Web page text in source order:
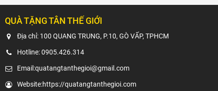
QUÀ TẶNG TÂN THẾ GIỚI
Địa chỉ: 100 QUANG TRUNG, P.10, GÒ VẤP, TPHCM
Hotline:0905.426.314
Email:quatangtanthegioi@gmail.com
Website:https://quatangtanthegioi.com